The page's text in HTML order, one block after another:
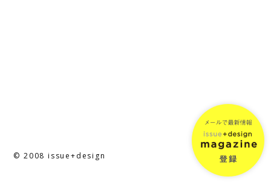
© 2008 issue+design